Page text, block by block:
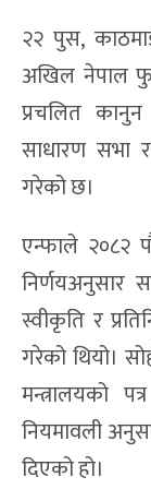
२२ पुस,
अखिल नेपाल
प्रचलित
साधारण सभा र
गरेको छ।
एन्फाले २०८२
निर्णयअनुसार
स्वीकृति र
गरेको थियो।
मन्त्रालयको
नियमावली
दिएको हो।